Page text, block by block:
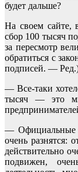
будет дальше?
На своем сайте,
сбор 100 тысяч
за пересмотр
обратиться с
подписей. —
— Все-таки
тысяч — это
— Официальные
очень разнятся:
действительно
подвижен,